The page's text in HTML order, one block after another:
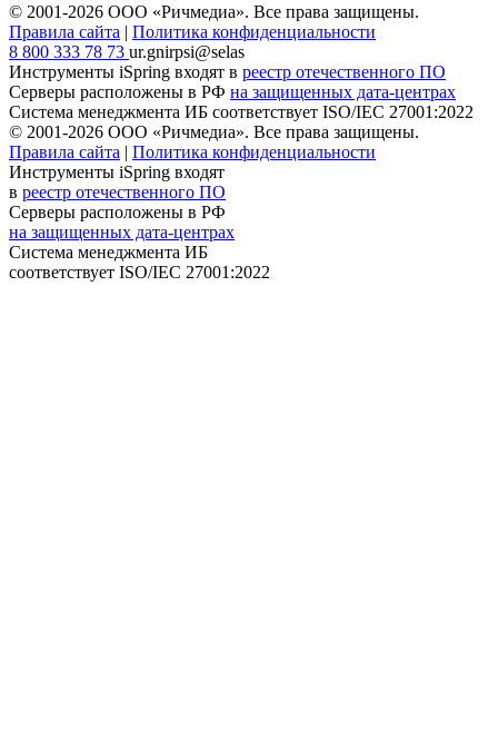
© 2001-2026 ООО «Ричмедиа». Все права защищены.
Правила сайта | Политика конфиденциальности
8 800 333 78 73 ur.gnirpsi@selas
Инструменты iSpring входят в реестр отечественного ПО
Серверы расположены в РФ на защищенных дата-центрах
Система менеджмента ИБ соответствует ISO/IEC 27001:2022
© 2001-2026 ООО «Ричмедиа». Все права защищены.
Правила сайта | Политика конфиденциальности
Инструменты iSpring входят
в реестр отечественного ПО
Серверы расположены в РФ
на защищенных дата-центрах
Система менеджмента ИБ
соответствует ISO/IEC 27001:2022